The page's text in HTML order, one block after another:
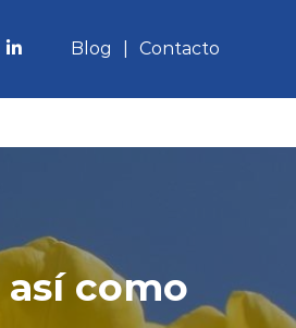
Blog Contacto
como